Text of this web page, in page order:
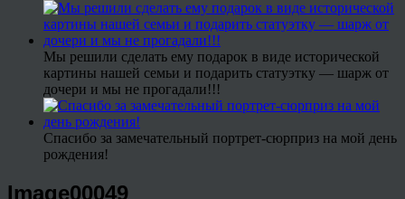
Мы решили сделать ему подарок в виде исторической
картины нашей семьи и подарить статуэтку — шарж от
дочери и мы не прогадали!!!
Спасибо за замечательный портрет-сюрприз на мой день
рождения!
Image00049